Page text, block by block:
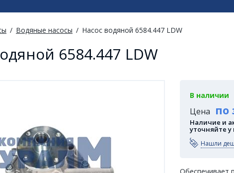
Водяные насосы Насос водяной 6584.447 LDW
6584.447 LDW
В наличии
Цена по
Наличие и
уточняйте
Нашли